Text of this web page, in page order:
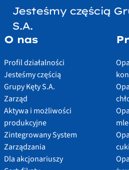
Jesteśmy częścią
S.A.
O nas
Profil działalności
Jesteśmy częścią
Grupy Kęty S.A.
Zarząd
Aktywa i możliwości
produkcyjne
Zintegrowany System
Zarządzania
Dla akcjonariuszy